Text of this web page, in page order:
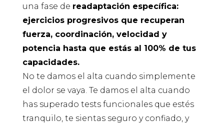
una fase de readaptación específica:
ejercicios progresivos que recuperan
fuerza, coordinación, velocidad y
potencia hasta que estás al 100% de tus
capacidades.
No te damos el alta cuando simplemente
el dolor se vaya. Te damos el alta cuando
has superado tests funcionales que estés
tranquilo, te sientas seguro y confiado, y